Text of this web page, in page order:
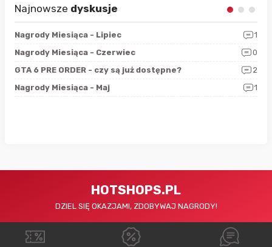
Najnowsze dyskusje
Nagrody Miesiąca - Lipiec
1
Nagrody Miesiąca - Czerwiec
0
GTA 6 PRE ORDER - czy są już dostępne?
2
Nagrody Miesiąca - Maj
1
HOTSHOPS.PL
DZIEL SIĘ OKAZJAMI, ZDOBYWAJ NAGRODY!